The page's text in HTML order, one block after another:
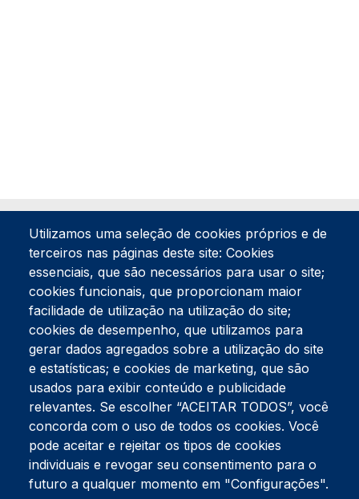
Tel:234 390 100Fax:234 390 100
Endereço Postal
Apartado 42
Rua Gil Eanes 31
3834-908 Gafanha da Nazaré
Estúdios
Rua Prior Guerra
Edifício do Centro Cultural da Gafanha da Nazaré
3830-556 Gafanha da Nazaré
Utilizamos uma seleção de cookies próprios e de
terceiros nas páginas deste site: Cookies
essenciais, que são necessários para usar o site;
cookies funcionais, que proporcionam maior
facilidade de utilização na utilização do site;
cookies de desempenho, que utilizamos para
gerar dados agregados sobre a utilização do site
e estatísticas; e cookies de marketing, que são
usados para exibir conteúdo e publicidade
relevantes. Se escolher “ACEITAR TODOS”, você
concorda com o uso de todos os cookies. Você
pode aceitar e rejeitar os tipos de cookies
individuais e revogar seu consentimento para o
futuro a qualquer momento em "Configurações".